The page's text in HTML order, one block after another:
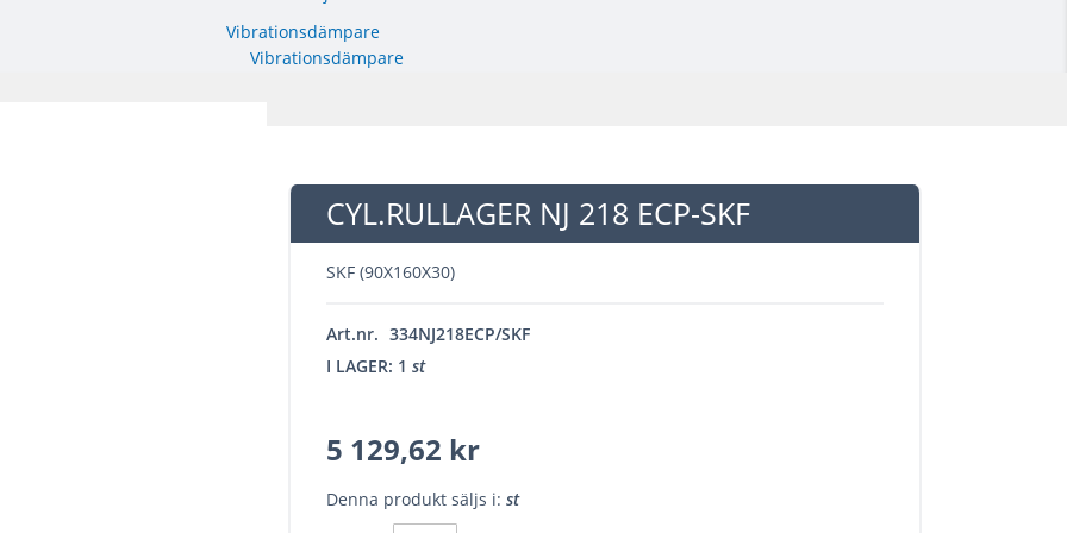
Vibrationsdämpare
Vibrationsdämpare
CYL.RULLAGER NJ 218 ECP-SKF
SKF (90X160X30)
I LAGER: 1 st
Art.nr. 334NJ218ECP/SKF
5 129,62 kr
Denna produkt säljs i: st